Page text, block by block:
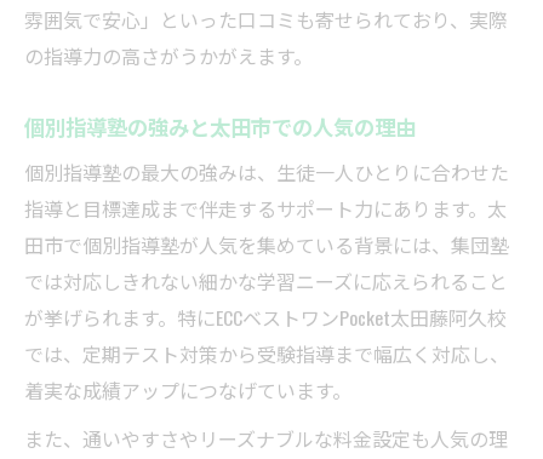
個別指導塾で一人ひとりに合わせた学習が
可能
個別指導塾の月謝や総費用を賢く比較する
方法
太田市で費用対効果が高い個別指導塾の見
極め方
個別指導塾選びで気になる総費用の内訳を
解説
ベストワンPocketの料金体系の特徴と納得感
費用も安心な個別指導塾の選び方と注意点
雰囲気で安心」といった口コミも寄せられており、実際
の指導力の高さがうかがえます。
個別指導塾の強みと太田市での人気の理由
個別指導塾の最大の強みは、生徒一人ひとりに合わせた
指導と目標達成まで伴走するサポート力にあります。太
田市で個別指導塾が人気を集めている背景には、集団塾
では対応しきれない細かな学習ニーズに応えられること
が挙げられます。特にECCベストワンPocket太田藤阿久校
では、定期テスト対策から受験指導まで幅広く対応し、
着実な成績アップにつなげています。
また、通いやすさやリーズナブルな料金設定も人気の理